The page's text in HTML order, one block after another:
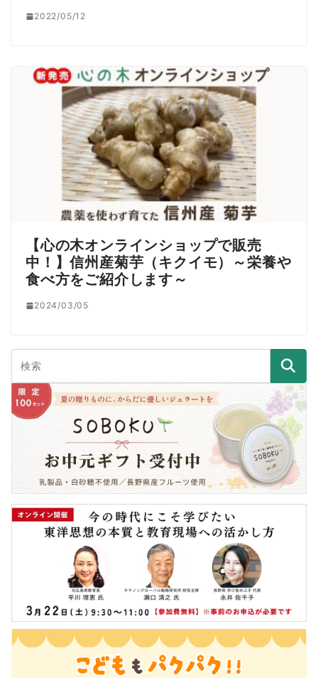
2022/05/12
【心の木オンラインショップで販売
中！】信州産菊芋（キクイモ）～栄養や
食べ方をご紹介します～
2024/03/05